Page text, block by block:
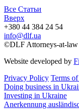
Все Статьи
Вверх
+380 44 384 24 54
info@dlf.ua
©DLF Attorneys-at-
Website developed by
Privacy Policy Terms
Doing business in
Investing in Ukraine
Anerkennung